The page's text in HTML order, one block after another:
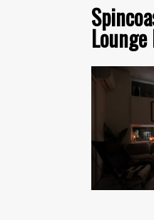
Lounge